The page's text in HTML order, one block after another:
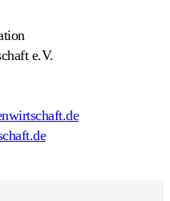
e.V.